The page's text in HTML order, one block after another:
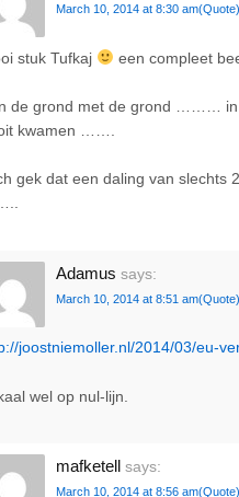
March 10, 2014 at 8:30 am(Quote)
stuk Tufkaj een compleet
de grond met de grond ……… in
kwamen …….
gek dat een daling van slechts
Adamus says:
March 10, 2014 at 8:51 am(Quote)
joostniemoller.nl/2014/03/eu-
wel op nul-lijn.
mafketell says:
March 10, 2014 at 8:56 am(Quote)